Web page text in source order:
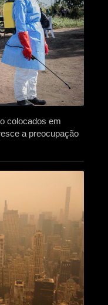
colocados em
a preocupação